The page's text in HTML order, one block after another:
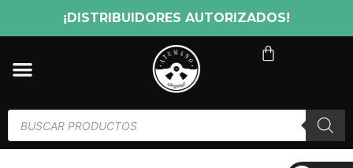
¡DISTRIBUIDORES AUTORIZADOS!